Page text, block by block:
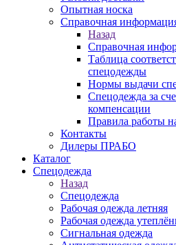
Опытная носка
Справочная
Назад
Справочная
Таблица
спецодежды
Нормы выдачи
Спецодежда за
компенсации
Правила работы
Контакты
Дилеры ПРАБО
Каталог
Спецодежда
Назад
Спецодежда
Рабочая одежда летняя
Рабочая одежда
Сигнальная одежда